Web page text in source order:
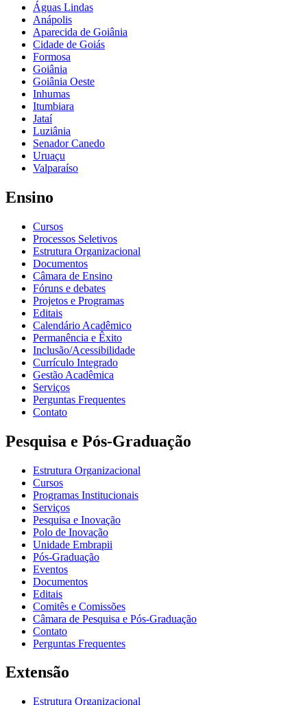
Águas Lindas
Anápolis
Aparecida de Goiânia
Cidade de Goiás
Formosa
Goiânia
Goiânia Oeste
Inhumas
Itumbiara
Jataí
Luziânia
Senador Canedo
Uruaçu
Valparaíso
Ensino
Cursos
Processos Seletivos
Estrutura Organizacional
Documentos
Câmara de Ensino
Fóruns e debates
Projetos e Programas
Editais
Calendário Acadêmico
Permanência e Êxito
Inclusão/Acessibilidade
Currículo Integrado
Gestão Acadêmica
Serviços
Perguntas Frequentes
Contato
Pesquisa e Pós-Graduação
Estrutura Organizacional
Cursos
Programas Institucionais
Serviços
Pesquisa e Inovação
Polo de Inovação
Unidade Embrapii
Pós-Graduação
Eventos
Documentos
Editais
Comitês e Comissões
Câmara de Pesquisa e Pós-Graduação
Contato
Perguntas Frequentes
Extensão
Estrutura Organizacional